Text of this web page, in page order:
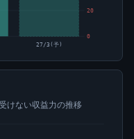
0
20
27/3(予)
けない収益力の推移